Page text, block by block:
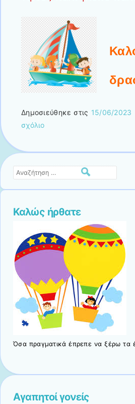
Δημοσιεύθηκε στις 15/06/2023
σχόλιο
Αναζήτηση
Καλώς ήρθατε
Όσα πραγματικά έπρεπε να ξέρω τα
Αγαπητοί γονείς